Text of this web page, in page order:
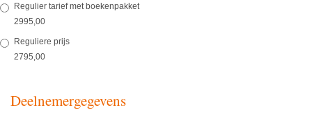
Regulier tarief met boekenpakket
2995,00
Reguliere prijs
2795,00
Deelnemergegevens